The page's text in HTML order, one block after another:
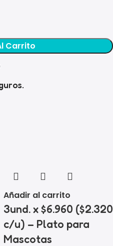
Carrito
Añadir al carrito
3und. x $6.960 ($2.320
c/u) – Plato para
Mascotas